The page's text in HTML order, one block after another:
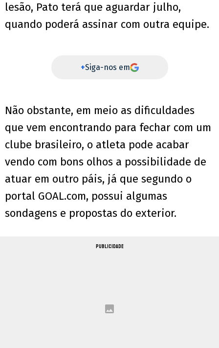
lesão, Pato terá que aguardar julho,
quando poderá assinar com outra equipe.
+Siga-nos em
Não obstante, em meio as dificuldades
que vem encontrando para fechar com um
clube brasileiro, o atleta pode acabar
vendo com bons olhos a possibilidade de
atuar em outro páis, já que segundo o
portal GOAL.com, possui algumas
sondagens e propostas do exterior.
PUBLICIDADE